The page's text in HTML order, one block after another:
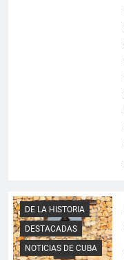
DE LA HISTORIA
DESTACADAS
NOTICIAS DE CUBA